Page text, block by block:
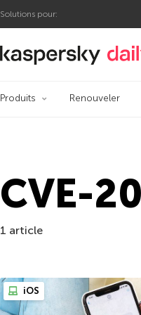
Solutions pour:
Blog
Produits Renouveler
CVE-
1 article
iOS